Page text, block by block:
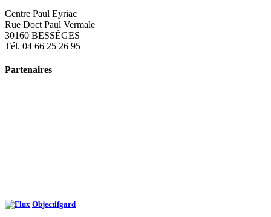
Centre Paul Eyriac
Rue Doct Paul Vermale
30160 BESSÈGES
Tél. 04 66 25 26 95
Partenaires
Objectifgard